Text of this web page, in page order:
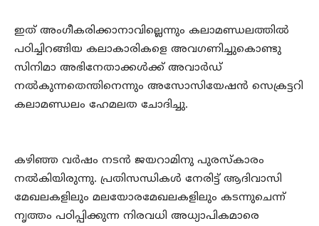
ഇത് അംഗീകരിക്കാനാവില്ലെന്നും കലാമണ്ഡലത്തില്‍
പഠിച്ചിറങ്ങിയ കലാകാരികളെ അവഗണിച്ചുകൊണ്ടു
സിനിമാ അഭിനേതാക്കള്‍ക്ക് അവാര്‍ഡ്
നല്‍കുന്നതെന്തിനെന്നും അസോസിയേഷന്‍ സെക്രട്ടറി
കലാമണ്ഡലം ഹേമലത ചോദിച്ചു.
കഴിഞ്ഞ വര്‍ഷം നടന്‍ ജയറാമിനു പുരസ്‌കാരം
നല്‍കിയിരുന്നു. പ്രതിസന്ധികള്‍ നേരിട്ട് ആദിവാസി
മേഖലകളിലും മലയോരമേഖലകളിലും കടന്നുചെന്ന്
നൃത്തം പഠിപ്പിക്കുന്ന നിരവധി അധ്യാപികമാരെ